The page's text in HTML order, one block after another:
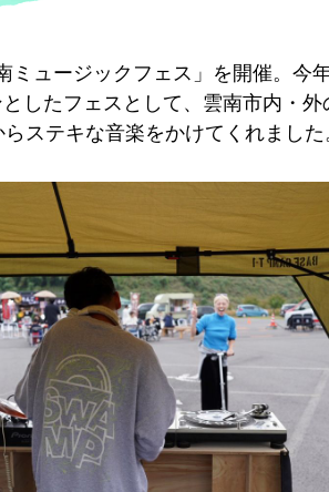
ミュージックフェス」を開催。今
したフェスとして、雲南市内・外
らステキな音楽をかけてくれました